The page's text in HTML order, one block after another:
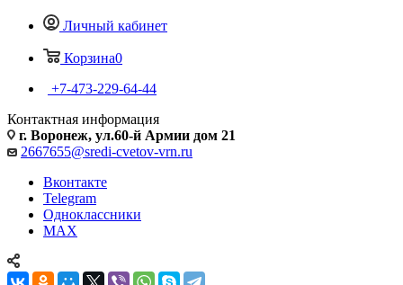
Личный кабинет
Корзина0
+7-473-229-64-44
Контактная информация
г. Воронеж, ул.60-й Армии дом 21
2667655@sredi-cvetov-vrn.ru
Вконтакте
Telegram
Одноклассники
MAX